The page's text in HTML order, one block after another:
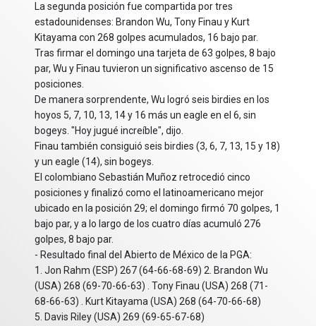
La segunda posición fue compartida por tres
estadounidenses: Brandon Wu, Tony Finau y Kurt
Kitayama con 268 golpes acumulados, 16 bajo par.
Tras firmar el domingo una tarjeta de 63 golpes, 8 bajo
par, Wu y Finau tuvieron un significativo ascenso de 15
posiciones.
De manera sorprendente, Wu logró seis birdies en los
hoyos 5, 7, 10, 13, 14 y 16 más un eagle en el 6, sin
bogeys. "Hoy jugué increíble", dijo.
Finau también consiguió seis birdies (3, 6, 7, 13, 15 y 18)
y un eagle (14), sin bogeys.
El colombiano Sebastián Muñoz retrocedió cinco
posiciones y finalizó como el latinoamericano mejor
ubicado en la posición 29; el domingo firmó 70 golpes, 1
bajo par, y a lo largo de los cuatro días acumuló 276
golpes, 8 bajo par.
- Resultado final del Abierto de México de la PGA:
1. Jon Rahm (ESP) 267 (64-66-68-69) 2. Brandon Wu
(USA) 268 (69-70-66-63) . Tony Finau (USA) 268 (71-
68-66-63) . Kurt Kitayama (USA) 268 (64-70-66-68)
5. Davis Riley (USA) 269 (69-65-67-68)